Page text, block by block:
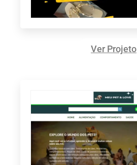
Ver Projeto